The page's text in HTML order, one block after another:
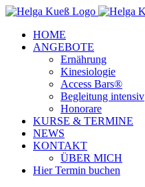
Zum
springen
Facebook
Instagram
YouTube
HOME
ANGEBOTE
Ernährung
Kinesiologie
Access Bars®
Begleitung intensiv
Honorare
KURSE & TERMINE
NEWS
KONTAKT
ÜBER MICH
Hier Termin buchen